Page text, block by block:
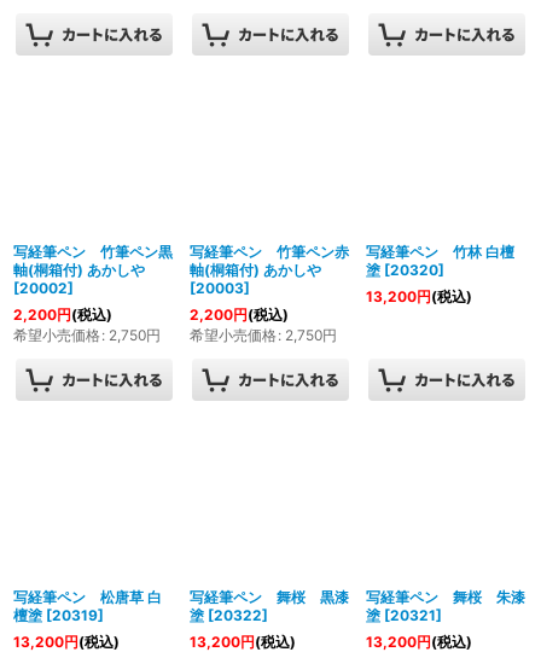
写経筆ペン 竹筆ペン黒
軸(桐箱付) あかしや
[20002]
2,200円(税込)
希望小売価格: 2,750円
写経筆ペン 竹筆ペン赤
軸(桐箱付) あかしや
[20003]
2,200円(税込)
希望小売価格: 2,750円
写経筆ペン 竹林 白檀
塗 [20320]
13,200円(税込)
写経筆ペン 松唐草 白
檀塗 [20319]
13,200円(税込)
写経筆ペン 舞桜 黒漆
塗 [20322]
13,200円(税込)
写経筆ペン 舞桜 朱漆
塗 [20321]
13,200円(税込)